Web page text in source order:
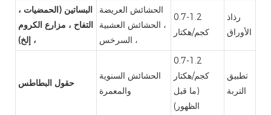
البساتين (الحمضيات ،
التفاح ، مزارع الكروم
، إلخ)
الحشائش العريضة
، الحشائش العشبية
، السرخس
0.7-1.2
كجم/هكتار
رذاذ
الأوراق
حقول البطاطس
الحشائش السنوية
والمعمرة
0.7-1.2
كجم/هكتار
(ما قبل
الظهور)
تطبيق
التربة